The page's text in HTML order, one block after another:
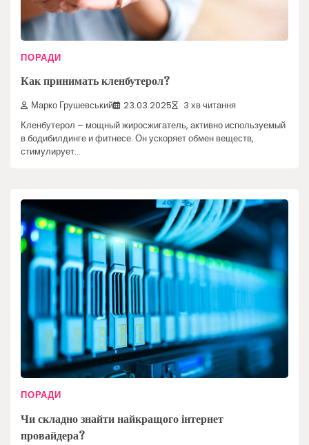
ПОРАДИ
Как принимать кленбутерол?
Марко Грушевський 23.03.2025 3 хв читання
Кленбутерол – мощный жиросжигатель, активно используемый
в бодибилдинге и фитнесе. Он ускоряет обмен веществ,
стимулирует…
ПОРАДИ
Чи складно знайти найкращого інтернет
провайдера?